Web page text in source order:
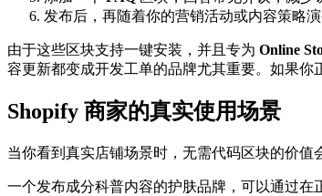
发布后，再随着你的营销活动或内容策略
由于这些区块支持一键安装，并且专为 Online
容更新都变成开发工单的品牌尤其重要。如果
Shopify 商家的真实使用场景
当你看到真实店铺场景时，无需代码区块的价值
一个发布成分科普内容的护肤品牌，可以通过